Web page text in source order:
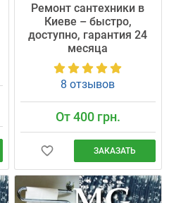
Ремонт сантехники в
Киеве – быстро,
доступно, гарантия 24
месяца
8 отзывов
От 400 грн.
ЗАКАЗАТЬ